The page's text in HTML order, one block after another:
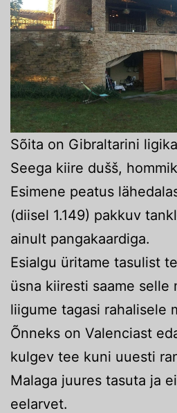
Sõita on Gibraltarini
Seega kiire dušš,
Esimene peatus
(diisel 1.149) pakkuv
ainult pangakaardiga.
Esialgu üritame tasulist
üsna kiiresti saame selle
liigume tagasi rahalisele
Õnneks on Valenciast
kulgev tee kuni uuesti
Malaga juures tasuta ja
eelarvet.